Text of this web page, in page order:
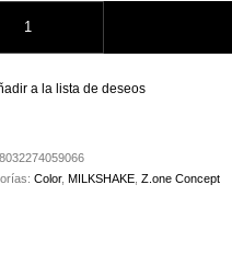
a la lista de deseos
8032274059066
Color, MILKSHAKE Z.one Concept